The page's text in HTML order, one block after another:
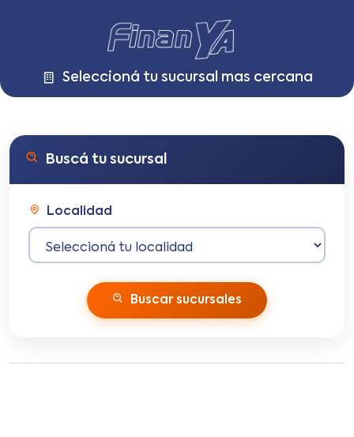
Seleccioná tu sucursal mas cercana
Buscá tu sucursal
Localidad
Buscar sucursales